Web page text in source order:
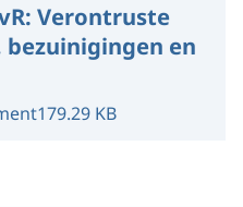
Verontruste
bezuinigingen en
179.29 KB